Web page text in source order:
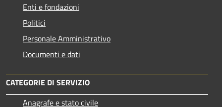
Enti e fondazioni
Politici
Personale Amministrativo
Documenti e dati
CATEGORIE DI SERVIZIO
Anagrafe e stato civile